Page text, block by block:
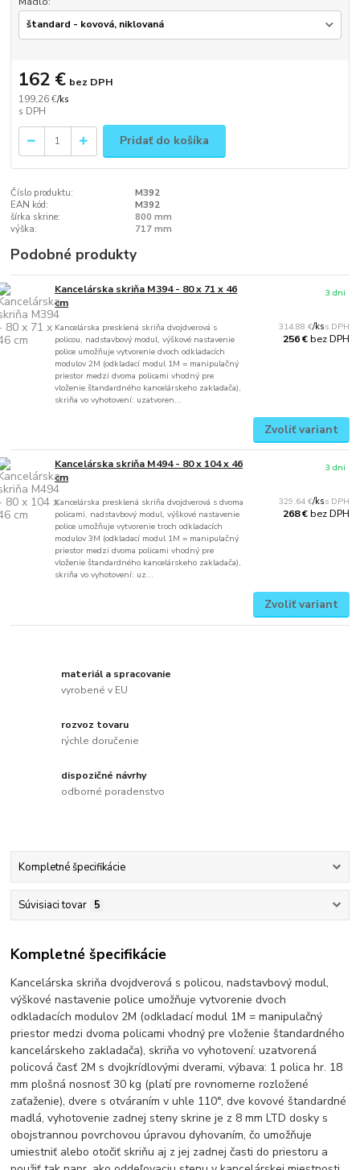
199,26 €/ks
162 € bez DPH
Pridať do košíka
Číslo produktu:
M392
EAN kód:
M392
šírka skrine:
800 mm
výška:
717 mm
Podobné produkty
Kancelárska skriňa M394 - 80 x 71 x 46
cm
Kancelárska presklená skriňa dvojdverová s
policou, nadstavbový modul, výškové nastavenie
police umožňuje vytvorenie dvoch odkladacích
modulov 2M (odkladací modul 1M = manipulačný
priestor medzi dvoma policami vhodný pre
vloženie štandardného kancelárskeho zakladača),
skriňa vo vyhotovení: uzatvoren...
314,88 €/ks
256 €bez DPH
3 dni
Zvoliť variant
Kancelárska skriňa M494 - 80 x 104 x 46
cm
Kancelárska presklená skriňa dvojdverová s dvoma
policami, nadstavbový modul, výškové nastavenie
police umožňuje vytvorenie troch odkladacích
modulov 3M (odkladací modul 1M = manipulačný
priestor medzi dvoma policami vhodný pre
vloženie štandardného kancelárskeho zakladača),
skriňa vo vyhotovení: uz...
329,64 €/ks
268 €bez DPH
3 dni
Zvoliť variant
materiál a spracovanie
vyrobené v EU
rozvoz tovaru
rýchle doručenie
dispozičné návrhy
odborné poradenstvo
Kompletné špecifikácie
Súvisiaci tovar 5
Kompletné špecifikácie
Kancelárska skriňa dvojdverová s policou, nadstavbový modul,
výškové nastavenie police umožňuje vytvorenie dvoch
odkladacích modulov 2M (odkladací modul 1M = manipulačný
priestor medzi dvoma policami vhodný pre vloženie štandardného
kancelárskeho zakladača), skriňa vo vyhotovení: uzatvorená
policová časť 2M s dvojkrídlovými dverami, výbava: 1 polica hr. 18
mm plošná nosnosť 30 kg (platí pre rovnomerne rozložené
zaťaženie), dvere s otváraním v uhle 110°, dve kovové štandardné
madlá, vyhotovenie zadnej steny skrine je z 8 mm LTD dosky s
obojstrannou povrchovou úpravou dyhovaním, čo umožňuje
umiestniť alebo otočiť skriňu aj z jej zadnej časti do priestoru a